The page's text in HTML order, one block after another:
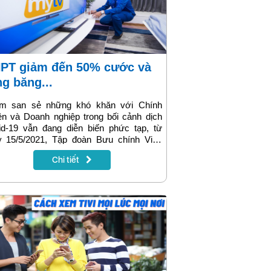
băng...
san sẻ những khó khăn với Chính
và Doanh nghiệp trong bối cảnh dịch
19 vẫn đang diễn biến phức tạp, từ
15/5/2021, Tập đoàn Bưu chính Viễn
Việt Nam (VNPT) đã triển khai chương
chung tay cùng Chính quyền, đồng hành
nhiều ưu đãi.
Chi tiết